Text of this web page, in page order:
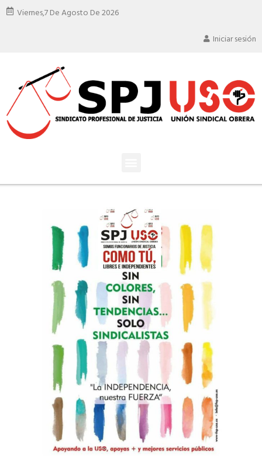
Viernes,7 De Agosto De 2026
Iniciar sesión